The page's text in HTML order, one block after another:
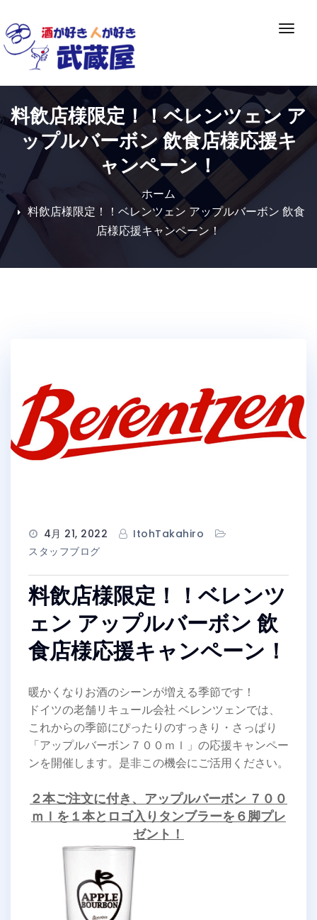
to
content
ナ
ー
シ
ョ
ン
切
り
料飲店様限定！！ベレンツェン ア
ップルバーボン 飲食店様応援キ
ャンペーン！
ホーム
料飲店様限定！！ベレンツェン アップルバーボン 飲食
店様応援キャンペーン！
4月 21, 2022
ItohTakahiro
スタッフブログ
料飲店様限定！！ベレンツ
ェン アップルバーボン 飲
食店様応援キャンペーン！
暖かくなりお酒のシーンが増える季節です！
ドイツの老舗リキュール会社 ベレンツェンでは、
これからの季節にぴったりのすっきり・さっぱり
「アップルバーボン７００ｍｌ」の応援キャンペー
ンを開催します。是非この機会にご活用ください。
２本ご注文に付き、アップルバーボン ７００
ｍｌを１本とロゴ入りタンブラーを６脚プレ
ゼント！